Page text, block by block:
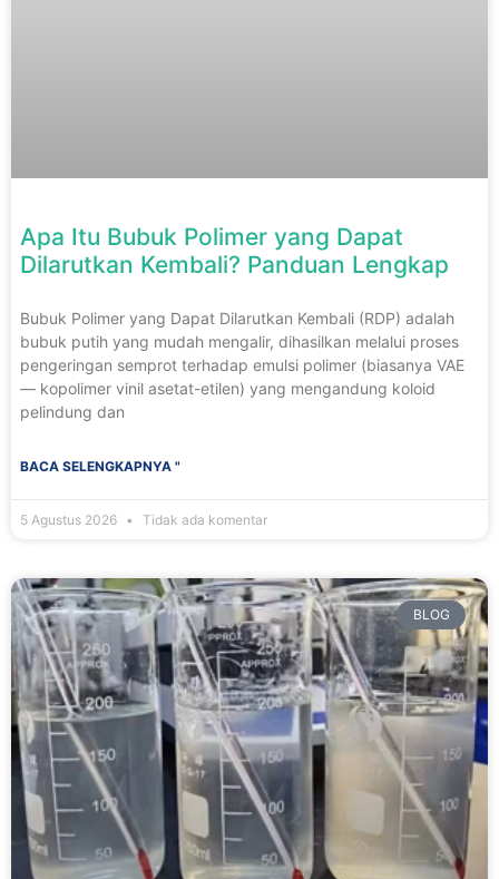
Apa Itu Bubuk Polimer yang Dapat
Dilarutkan Kembali? Panduan Lengkap
Bubuk Polimer yang Dapat Dilarutkan Kembali (RDP) adalah
bubuk putih yang mudah mengalir, dihasilkan melalui proses
pengeringan semprot terhadap emulsi polimer (biasanya VAE
— kopolimer vinil asetat-etilen) yang mengandung koloid
pelindung dan
BACA SELENGKAPNYA "
5 Agustus 2026 Tidak ada komentar
BLOG